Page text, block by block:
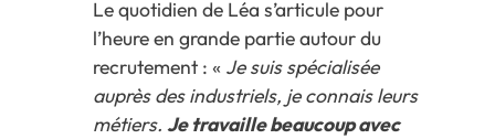
Le quotidien de Léa s’articule pour
l’heure en grande partie autour du
recrutement : « Je suis spécialisée
auprès des industriels, je connais leurs
métiers. Je travaille beaucoup avec